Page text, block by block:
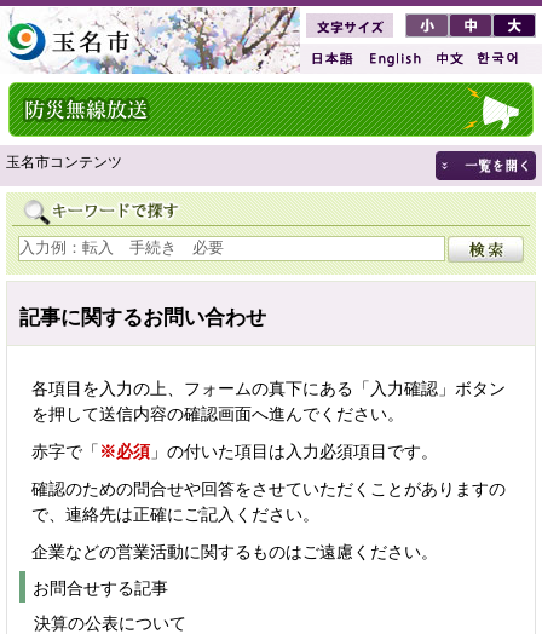
玉名市コンテンツ
記事に関するお問い合わせ
各項目を入力の上、フォームの真下にある「入力確認」ボタン
を押して送信内容の確認画面へ進んでください。
赤字で「 ※必須 」の付いた項目は入力必須項目です。
確認のための問合せや回答をさせていただくことがありますの
で、連絡先は正確にご記入ください。
企業などの営業活動に関するものはご遠慮ください。
お問合せする記事
決算の公表について